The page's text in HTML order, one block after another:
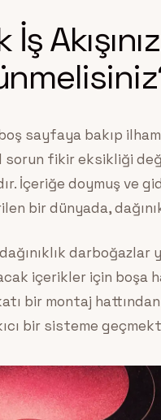
İş
sayfaya bakıp
sorun fikir eksikliği
İçeriğe doymuş ve
bir dünyada,
içerikler için boşa
bir montaj
bir sisteme